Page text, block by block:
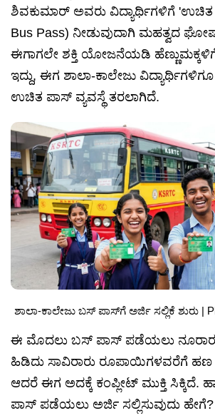
ಶಿವಕುಮಾರ್ ಅವರು ವಿದ್ಯಾರ್ಥಿಗಳಿಗೆ
Bus Pass) ನೀಡುವುದಾಗಿ ಮಹತ್ವದ
ಈಗಾಗಲೇ ಶಕ್ತಿ ಯೋಜನೆಯಡಿ
ಇದ್ದು, ಈಗ ಶಾಲಾ-ಕಾಲೇಜು
ಉಚಿತ ಪಾಸ್ ವ್ಯವಸ್ಥೆ ತರಲಾಗಿದೆ.
ಶಾಲಾ-ಕಾಲೇಜು ಬಸ್ ಪಾಸ್‌ಗೆ ಅರ್ಜಿ ಸಲ್ಲಿಕೆ ಶುರು |
ಈ ಮೊದಲು ಬಸ್ ಪಾಸ್ ಪಡೆಯಲು
ಹಿಡಿದು ಸಾವಿರಾರು ರೂಪಾಯಿಗಳವರೆಗೆ ಹಣ
ಆದರೆ ಈಗ ಅದಕ್ಕೆ ಕಂಪ್ಲೀಟ್ ಮುಕ್ತಿ ಸಿಕ್ಕಿದೆ.
ಪಾಸ್ ಪಡೆಯಲು ಅರ್ಜಿ ಸಲ್ಲಿಸುವುದು ಹೇಗೆ?